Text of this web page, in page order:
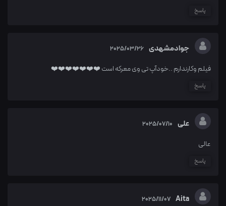
پاسخ
جوادمشهدی 2025/03/26
فیلم وکارندارم ..خودآپ تی وی معرکه است ❤️❤️❤️❤️❤️❤️❤️
پاسخ
علی 2025/07/10
عالی
پاسخ
Aita
2025/11/07